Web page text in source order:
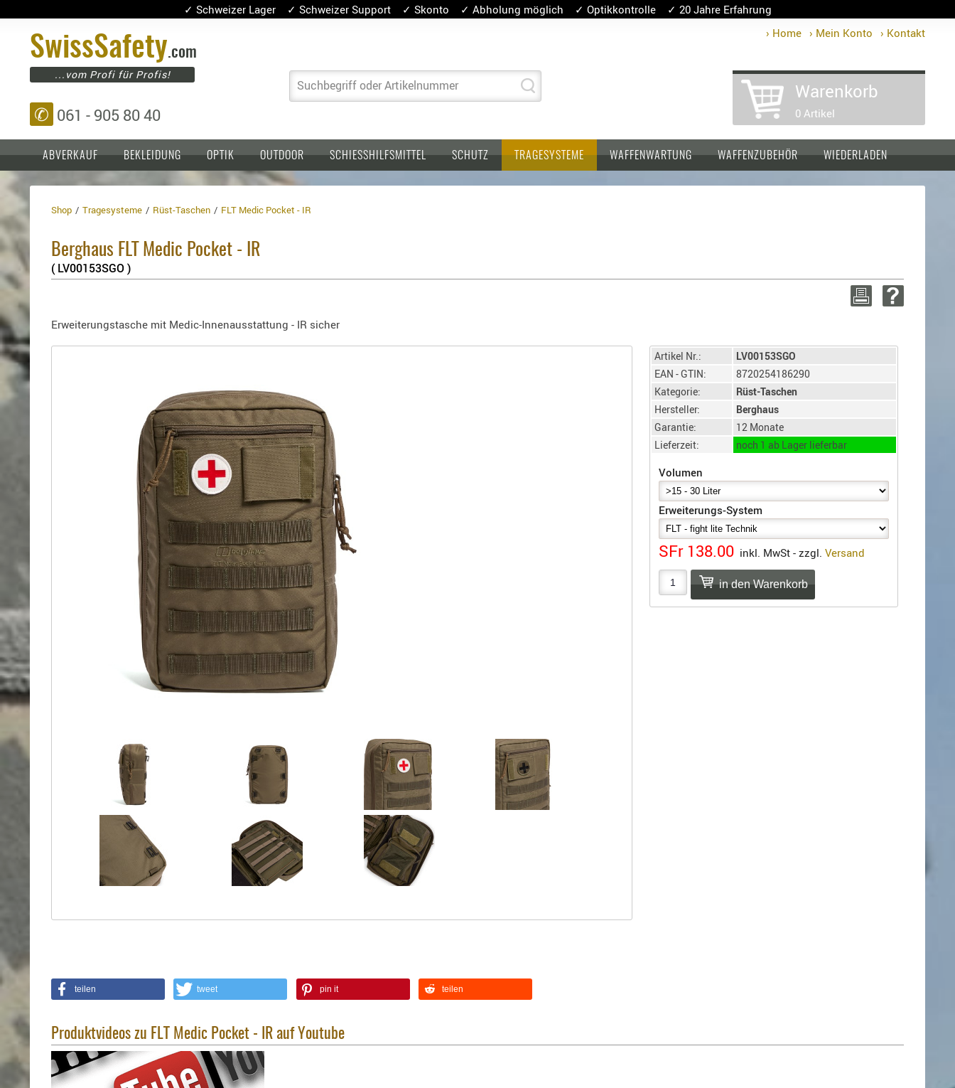
✓ Schweizer Lager ✓ Schweizer Support ✓ Skonto ✓ Abholung möglich ✓ Optikkontrolle ✓ 20 Jahre Erfahrung
› Home › Mein Konto › Kontakt
SwissSafety.com
...vom Profi für Profis!
✆ 061 - 905 80 40
Suchbegriff oder Artikelnummer Warenkorb
0 Artikel
ABVERKAUF BEKLEIDUNG OPTIK OUTDOOR SCHIESSHILFSMITTEL SCHUTZ
Einlagen,
Kopfschutz
Tragesysteme
TRAGESYSTEME
Holster
Grundplatten
Holster
Holster
WAFFENWARTUNG WAFFENZUBEHÖR WIEDERLADEN
Shop Tragesysteme Rüst-Taschen FLT Medic Pocket - IR
Berghaus FLT Medic Pocket - IR
( LV00153SGO )
Erweiterungstasche mit Medic-Innenausstattung - IR sicher
Artikel Nr.:
LV00153SGO
EAN - GTIN:
8720254186290
Kategorie:
Rüst-Taschen
Hersteller:
Berghaus
Garantie:
12 Monate
Lieferzeit:
noch 1 ab Lager lieferbar
Volumen
Erweiterungs-System
SFr 138.00 inkl. MwSt - zzgl. Versand
teilen tweet pin it teilen
Produktvideos zu FLT Medic Pocket - IR auf Youtube